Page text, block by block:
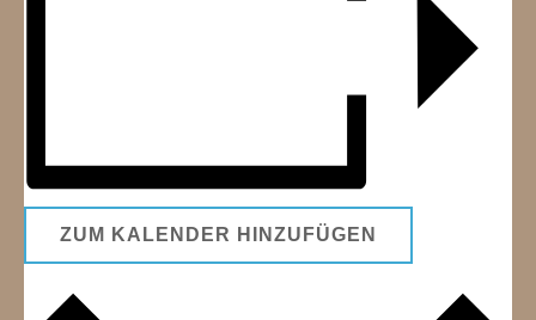
ZUM KALENDER HINZUFÜGEN